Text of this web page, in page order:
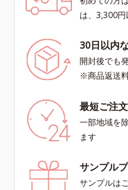
は、3,300
30日以内
開封後でも
※商品返送
最短ご注
一部地域を
ます
サンプル
サンプルは